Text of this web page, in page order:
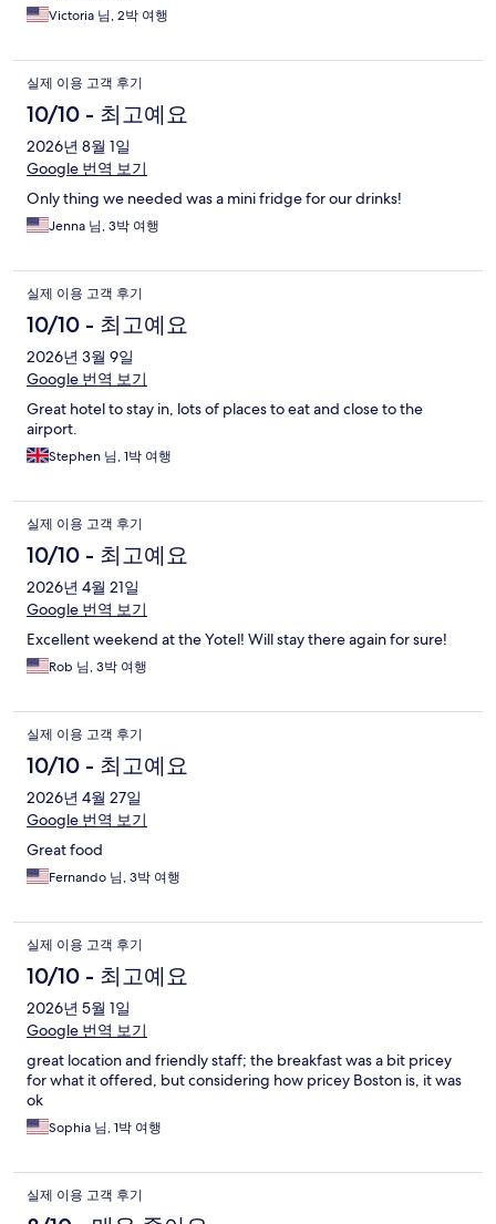
Victoria 님, 2박 여행
실제 이용 고객 후기
10/10 - 최고예요
2026년 8월 1일
Google 번역 보기
Only thing we needed was a mini fridge for our drinks!
Jenna 님, 3박 여행
실제 이용 고객 후기
10/10 - 최고예요
2026년 3월 9일
Google 번역 보기
Great hotel to stay in, lots of places to eat and close to the
airport.
Stephen 님, 1박 여행
실제 이용 고객 후기
10/10 - 최고예요
2026년 4월 21일
Google 번역 보기
Excellent weekend at the Yotel! Will stay there again for sure!
Rob 님, 3박 여행
실제 이용 고객 후기
10/10 - 최고예요
2026년 4월 27일
Google 번역 보기
Great food
Fernando 님, 3박 여행
실제 이용 고객 후기
10/10 - 최고예요
2026년 5월 1일
Google 번역 보기
great location and friendly staff; the breakfast was a bit pricey
for what it offered, but considering how pricey Boston is, it was
ok
Sophia 님, 1박 여행
실제 이용 고객 후기